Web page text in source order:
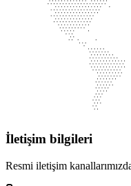
İletişim bilgileri
Resmi iletişim